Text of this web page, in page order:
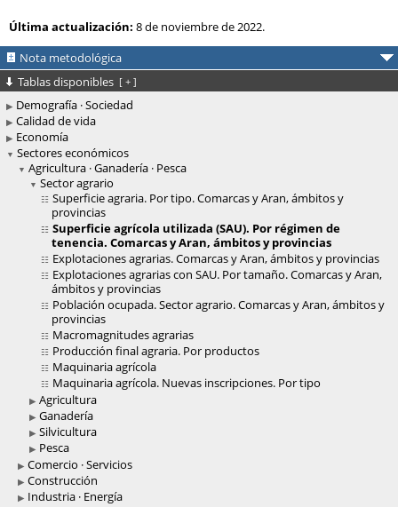
Última actualización: 8 de noviembre de 2022.
Nota metodológica
Tablas disponibles [ + ]
Demografía · Sociedad
Calidad de vida
Economía
Sectores económicos
Agricultura · Ganadería · Pesca
Sector agrario
Superficie agraria. Por tipo. Comarcas y Aran, ámbitos y
provincias
Superficie agrícola utilizada (SAU). Por régimen de
tenencia. Comarcas y Aran, ámbitos y provincias
Explotaciones agrarias. Comarcas y Aran, ámbitos y provincias
Explotaciones agrarias con SAU. Por tamaño. Comarcas y Aran,
ámbitos y provincias
Población ocupada. Sector agrario. Comarcas y Aran, ámbitos y
provincias
Macromagnitudes agrarias
Producción final agraria. Por productos
Maquinaria agrícola
Maquinaria agrícola. Nuevas inscripciones. Por tipo
Agricultura
Ganadería
Silvicultura
Pesca
Comercio · Servicios
Construcción
Industria · Energía